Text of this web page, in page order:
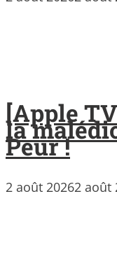
[Apple
la
Peur !
2 août 20262 août